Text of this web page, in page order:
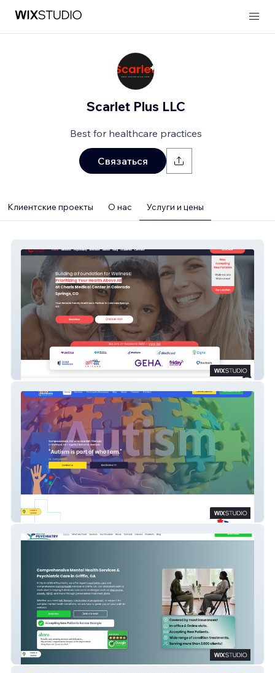
Scarlet Plus LLC
Best for healthcare practices
Связаться
Клиентские проекты О нас Услуги и цены
Charis Medical Center .Inc
Providence Community
Optimal Mind Psychiatry LLC